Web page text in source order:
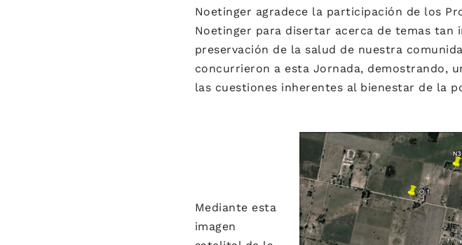
Noetinger agradece la participación de los
Noetinger para disertar acerca de temas
preservación de la salud de nuestra
concurrieron a esta Jornada, demostrando,
las cuestiones inherentes al bienestar de la
Mediante esta
imagen